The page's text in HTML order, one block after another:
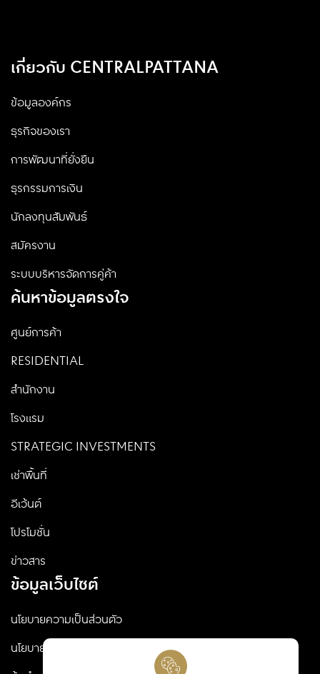
เกี่ยวกับ CENTRALPATTANA
ข้อมูลองค์กร
ธุรกิจของเรา
การพัฒนาที่ยั่งยืน
ธุรกรรมการเงิน
นักลงทุนสัมพันธ์
สมัครงาน
ระบบบริหารจัดการคู่ค้า
ค้นหาข้อมูลตรงใจ
ศูนย์การค้า
RESIDENTIAL
สำนักงาน
โรงแรม
STRATEGIC INVESTMENTS
เช่าพื้นที่
อีเว้นต์
โปรโมชั่น
ข่าวสาร
ข้อมูลเว็บไซต์
นโยบายความเป็นส่วนตัว
นโยบายคุกกี้